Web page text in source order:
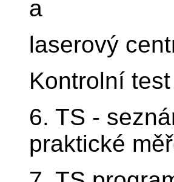
a
laserový
Kontrolní
6. TS -
praktické